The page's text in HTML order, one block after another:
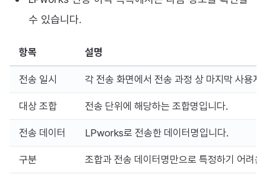
수 있습니다.
항목 설명
전송 일시 각 전송 화면에서 전송 과정 상 마지막 사용
대상 조합 전송 단위에 해당하는 조합명입니다.
전송 데이터 LPworks로 전송한 데이터명입니다.
구분 조합과 전송 데이터명만으로 특정하기 어려